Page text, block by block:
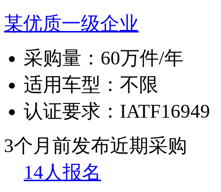
某优质一级企业
采购量： 60万件/年
适用车型： 不限
认证要求： IATF16949
3个月前发布近期采购
14人报名